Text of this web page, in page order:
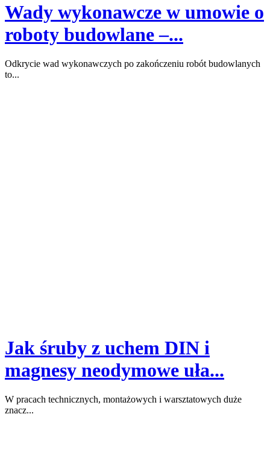
Wady wykonawcze w umowie o
roboty budowlane –...
Odkrycie wad wykonawczych po zakończeniu robót budowlanych
to...
Jak śruby z uchem DIN i
magnesy neodymowe uła...
W pracach technicznych, montażowych i warsztatowych duże
znacz...